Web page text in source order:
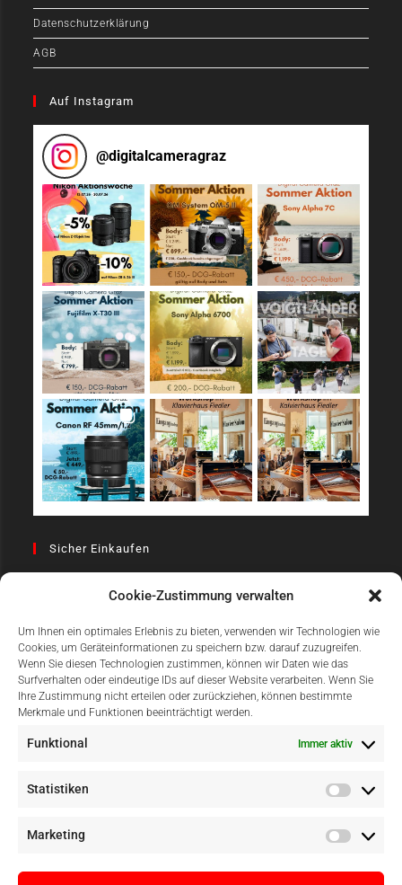
Cookie-Zustimmung verwalten
Um Ihnen ein optimales Erlebnis zu bieten, verwenden wir Technologien wie
Cookies, um Geräteinformationen zu speichern bzw. darauf zuzugreifen.
Wenn Sie diesen Technologien zustimmen, können wir Daten wie das
Surfverhalten oder eindeutige IDs auf dieser Website verarbeiten. Wenn Sie
Ihre Zustimmung nicht erteilen oder zurückziehen, können bestimmte
Merkmale und Funktionen beeinträchtigt werden.
Funktional Immer aktiv
Statistiken
Marketing
Datenschutzerklärung
AGB
Auf Instagram
@digitalcameragraz
Sicher Einkaufen
Einfach Online Bezahlen